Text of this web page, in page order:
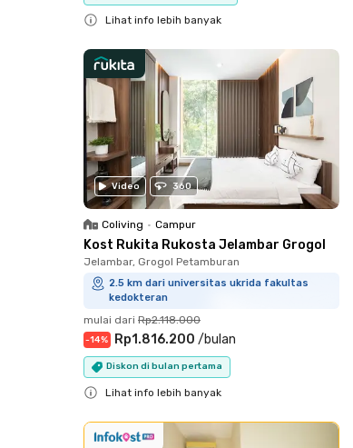
Lihat info lebih banyak
Video 360
Coliving • Campur
Kost Rukita Rukosta Jelambar Grogol
Jelambar, Grogol Petamburan
2.5 km dari universitas ukrida fakultas
kedokteran
mulai dari Rp2.118.000
-14% Rp1.816.200 /bulan
Diskon di bulan pertama
Lihat info lebih banyak